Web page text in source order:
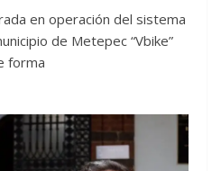
en operación del sistema
de Metepec “Vbike”
forma